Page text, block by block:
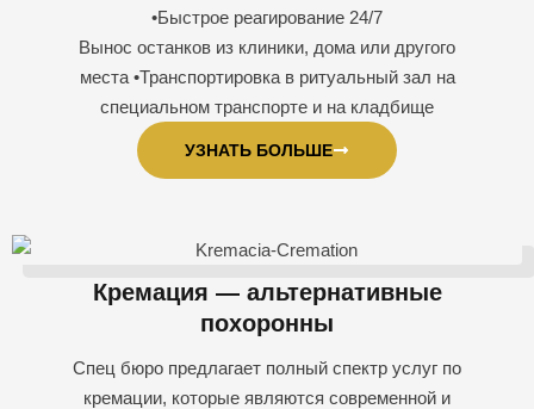
•Быстрое реагирование 24/7
Вынос останков из клиники, дома или другого
места •Транспортировка в ритуальный зал на
специальном транспорте и на кладбище
УЗНАТЬ БОЛЬШЕ
Кремация — альтернативные
похоронны
Спец бюро предлагает полный спектр услуг по
кремации, которые являются современной и